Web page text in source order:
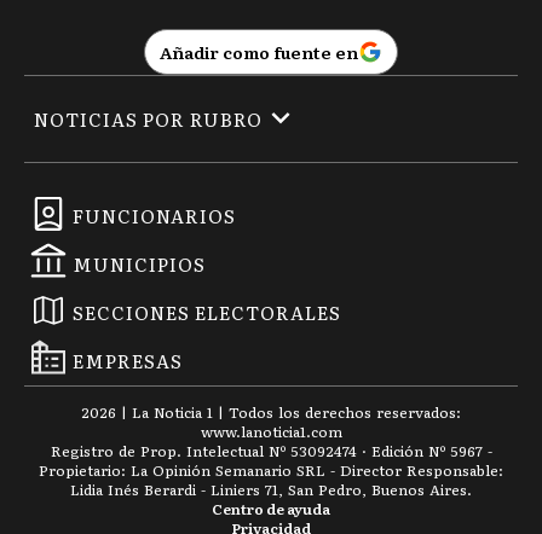
Añadir como fuente en
FUNCIONARIOS
MUNICIPIOS
SECCIONES ELECTORALES
EMPRESAS
NOTICIAS POR RUBRO
2026 | La Noticia 1 | Todos los derechos reservados:
www.lanoticia1.com
Registro de Prop. Intelectual Nº 53092474 · Edición Nº 5967 -
Propietario: La Opinión Semanario SRL - Director Responsable:
Lidia Inés Berardi - Liniers 71, San Pedro, Buenos Aires.
Privacidad
Centro de ayuda